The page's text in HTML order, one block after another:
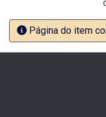
Página do item